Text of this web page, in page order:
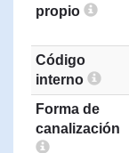
propio
Código
interno
Forma de
canalización